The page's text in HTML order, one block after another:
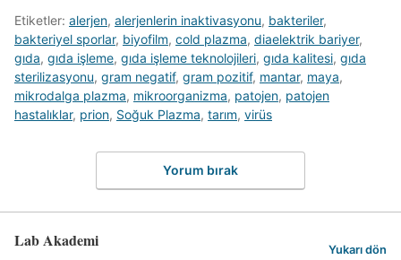
Etiketler: alerjen, alerjenlerin inaktivasyonu, bakteriler,
bakteriyel sporlar, biyofilm, cold plazma, diaelektrik bariyer,
gıda, gıda işleme, gıda işleme teknolojileri, gıda kalitesi, gıda
sterilizasyonu, gram negatif, gram pozitif, mantar, maya,
mikrodalga plazma, mikroorganizma, patojen, patojen
hastalıklar, prion, Soğuk Plazma, tarım, virüs
Yorum bırak
Lab Akademi Yukarı dön